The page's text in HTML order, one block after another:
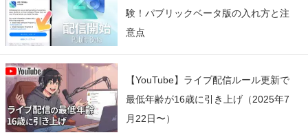
験！パブリックベータ版の入れ方と注
意点
【YouTube】ライブ配信ルール更新で
最低年齢が16歳に引き上げ（2025年7
月22日〜）